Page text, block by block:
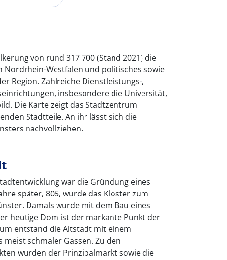
von rund 317 700 (Stand 2021) die
Nordrhein-Westfalen und politisches sowie
Region. Zahlreiche Dienstleistungs-,
insbesondere die Universität,
Die Karte zeigt das Stadtzentrum
Stadtteile. An ihr lässt sich die
nachvollziehen.
war die Gründung eines
später, 805, wurde das Kloster zum
Damals wurde mit dem Bau eines
heutige Dom ist der markante Punkt der
entstand die Altstadt mit einem
schmaler Gassen. Zu den
wurden der Prinzipalmarkt sowie die